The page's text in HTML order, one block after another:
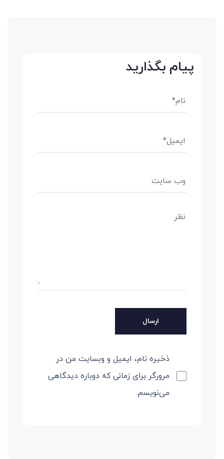
پیام بگذارید
ذخیره نام، ایمیل و وبسایت من در
مرورگر برای زمانی که دوباره دیدگاهی
می‌نویسم.